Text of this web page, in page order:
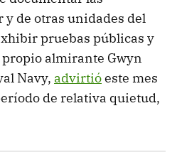
y de otras unidades del
pruebas públicas y
almirante Gwyn
Navy, advirtióeste mes
de relativa quietud,